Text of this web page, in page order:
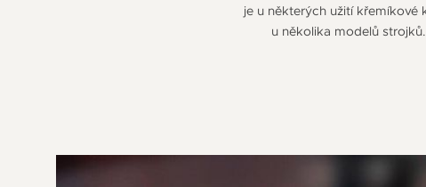
je u některých užití křemíkové
u několika modelů